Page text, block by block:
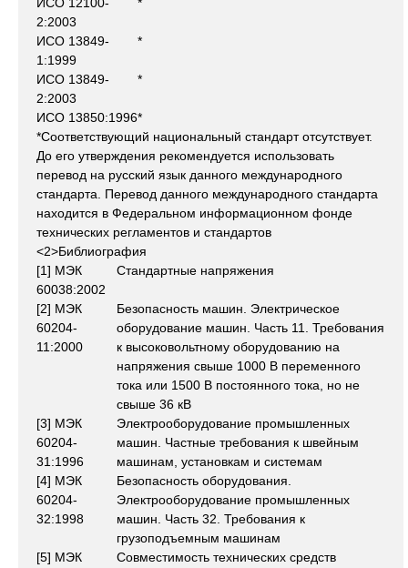
2:2003
ИСО 13849-
1:1999
*
ИСО 13849-
2:2003
*
ИСО 13850:1996*
*Соответствующий национальный стандарт отсутствует.
До его утверждения рекомендуется использовать
перевод на русский язык данного международного
стандарта. Перевод данного международного стандарта
находится в Федеральном информационном фонде
технических регламентов и стандартов
<2>Библиография
[1] МЭК
60038:2002
Стандартные напряжения
[2] МЭК
60204-
11:2000
Безопасность машин. Электрическое
оборудование машин. Часть 11. Требования
к высоковольтному оборудованию на
напряжения свыше 1000 В переменного
тока или 1500 В постоянного тока, но не
свыше 36 кВ
[3] МЭК
60204-
31:1996
Электрооборудование промышленных
машин. Частные требования к швейным
машинам, установкам и системам
[4] МЭК
60204-
32:1998
Безопасность оборудования.
Электрооборудование промышленных
машин. Часть 32. Требования к
грузоподъемным машинам
[5] МЭК
Совместимость технических средств